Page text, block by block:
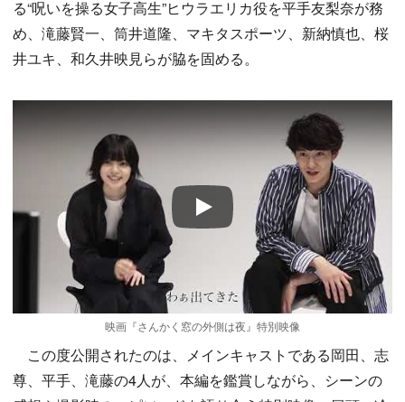
る“呪いを操る女子高生”ヒウラエリカ役を平手友梨奈が務
め、滝藤賢一、筒井道隆、マキタスポーツ、新納慎也、桜
井ユキ、和久井映見らが脇を固める。
Play
映画『さんかく窓の外側は夜』特別映像
この度公開されたのは、メインキャストである岡田、志
尊、平手、滝藤の4人が、本編を鑑賞しながら、シーンの